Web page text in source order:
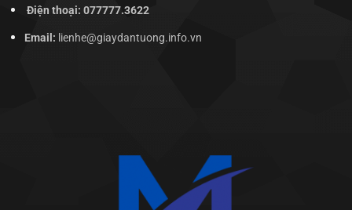
Điện thoại: 077777.3622
Email: lienhe@giaydantuong.info.vn